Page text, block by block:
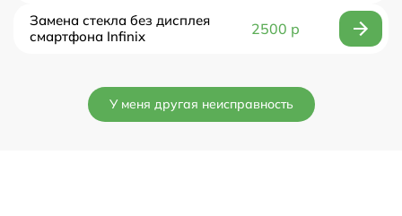
Замена стекла без дисплея
смартфона Infinix
2500 р
У меня другая неисправность